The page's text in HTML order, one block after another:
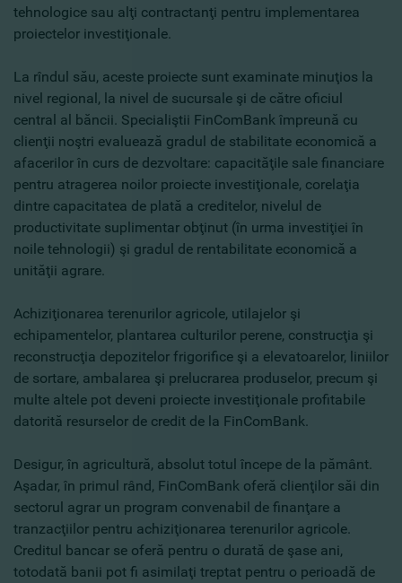
tehnologice sau alţi contractanţi pentru implementarea
proiectelor investiţionale.
La rîndul său, aceste proiecte sunt examinate minuţios la
nivel regional, la nivel de sucursale şi de către oficiul
central al băncii. Specialiştii FinComBank împreună cu
clienţii noştri evaluează gradul de stabilitate economică a
afacerilor în curs de dezvoltare: capacităţile sale financiare
pentru atragerea noilor proiecte investiţionale, corelaţia
dintre capacitatea de plată a creditelor, nivelul de
productivitate suplimentar obţinut (în urma investiţiei în
noile tehnologii) şi gradul de rentabilitate economică a
unităţii agrare.
Achiziţionarea terenurilor agricole, utilajelor şi
echipamentelor, plantarea culturilor perene, construcţia şi
reconstrucţia depozitelor frigorifice şi a elevatoarelor, liniilor
de sortare, ambalarea şi prelucrarea produselor, precum şi
multe altele pot deveni proiecte investiţionale profitabile
datorită resurselor de credit de la FinComBank.
Desigur, în agricultură, absolut totul începe de la pământ.
Aşadar, în primul rând, FinComBank oferă clienţilor săi din
sectorul agrar un program convenabil de finanţare a
tranzacţiilor pentru achiziţionarea terenurilor agricole.
Creditul bancar se oferă pentru o durată de şase ani,
totodată banii pot fi asimilaţi treptat pentru o perioadă de